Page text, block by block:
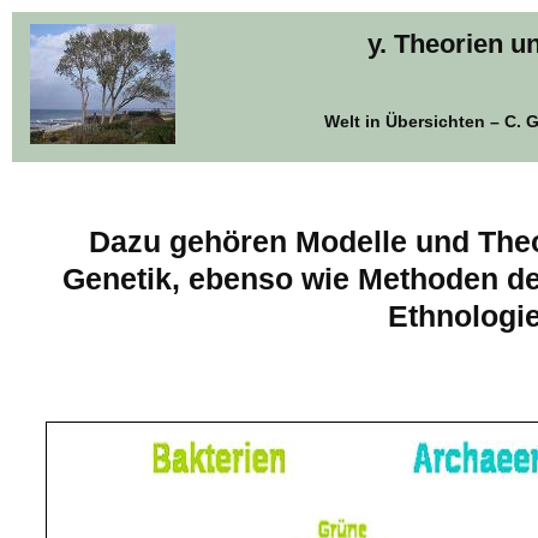
y. Theorien
Welt in Übersichten – C.
Dazu gehören Modelle und
Genetik, ebenso wie Methoden